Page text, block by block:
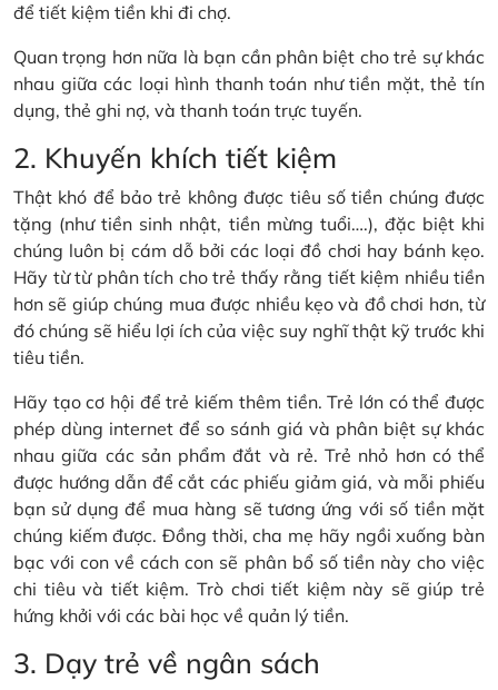
để tiết kiệm tiền khi đi chợ.
Quan trọng hơn nữa là bạn cần phân biệt cho trẻ sự khác
nhau giữa các loại hình thanh toán như tiền mặt, thẻ tín
dụng, thẻ ghi nợ, và thanh toán trực tuyến.
2. Khuyến khích tiết kiệm
Thật khó để bảo trẻ không được tiêu số tiền chúng được
tặng (như tiền sinh nhật, tiền mừng tuổi….), đặc biệt khi
chúng luôn bị cám dỗ bởi các loại đồ chơi hay bánh kẹo.
Hãy từ từ phân tích cho trẻ thấy rằng tiết kiệm nhiều tiền
hơn sẽ giúp chúng mua được nhiều kẹo và đồ chơi hơn, từ
đó chúng sẽ hiểu lợi ích của việc suy nghĩ thật kỹ trước khi
tiêu tiền.
Hãy tạo cơ hội để trẻ kiếm thêm tiền. Trẻ lớn có thể được
phép dùng internet để so sánh giá và phân biệt sự khác
nhau giữa các sản phẩm đắt và rẻ. Trẻ nhỏ hơn có thể
được hướng dẫn để cắt các phiếu giảm giá, và mỗi phiếu
bạn sử dụng để mua hàng sẽ tương ứng với số tiền mặt
chúng kiếm được. Đồng thời, cha mẹ hãy ngồi xuống bàn
bạc với con về cách con sẽ phân bổ số tiền này cho việc
chi tiêu và tiết kiệm. Trò chơi tiết kiệm này sẽ giúp trẻ
hứng khởi với các bài học về quản lý tiền.
3. Dạy trẻ về ngân sách